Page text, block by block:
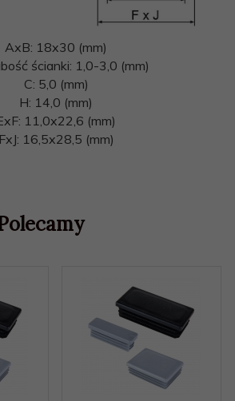
AxB: 18x30 (mm)
ścianki: 1,0-3,0 (mm)
C: 5,0 (mm)
H: 14,0 (mm)
11,0x22,6 (mm)
FxJ: 16,5x28,5 (mm)